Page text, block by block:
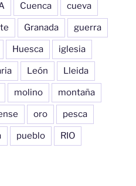
Cuenca cueva
Granada guerra
Huesca iglesia
León Lleida
molino montaña
oro pesca
pueblo RIO